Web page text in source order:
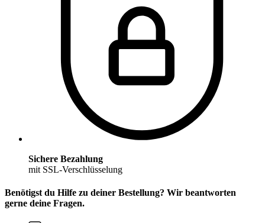
Sichere Bezahlung
mit SSL-Verschlüsselung
Benötigst du Hilfe zu deiner Bestellung? Wir beantworten
gerne deine Fragen.